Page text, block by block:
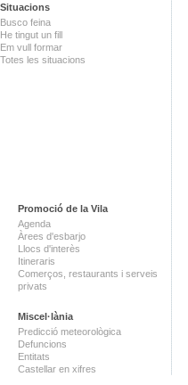
Situacions
Busco feina
He tingut un fill
Em vull formar
Totes les situacions
Promoció de la Vila
Agenda
Àrees d'esbarjo
Llocs d'interès
Itineraris
Comerços, restaurants i serveis
privats
Miscel·lània
Predicció meteorològica
Defuncions
Entitats
Castellar en xifres